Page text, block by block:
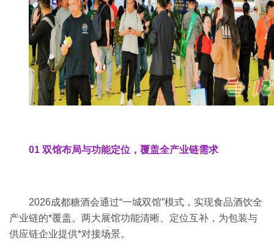
01 双馆布局与功能定位，覆盖全产业链需求
2026成都糖酒会通过“一城双馆”模式，实现食品酒饮全
产业链的*覆盖。两大展馆功能清晰、定位互补，为包装与
供应链企业提供*对接场景。